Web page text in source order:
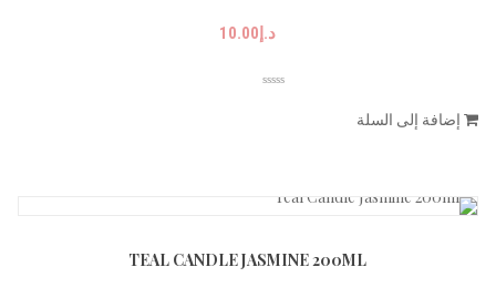
د.إ10.00
إضافة إلى السلة
TEAL CANDLE JASMINE 200ML